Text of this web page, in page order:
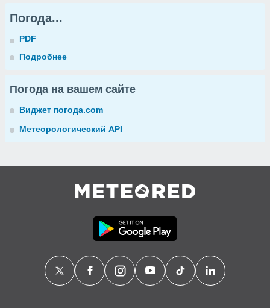
Погода...
PDF
Подробнее
Погода на вашем сайте
Виджет погода.com
Метеорологический API